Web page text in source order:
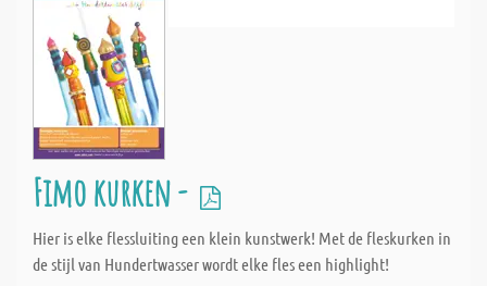
Fimo kurken -
Hier is elke flessluiting een klein kunstwerk! Met de fleskurken in
de stijl van Hundertwasser wordt elke fles een highlight!